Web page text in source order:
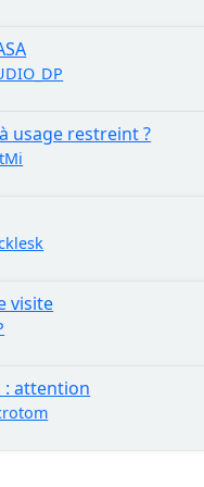
usage restreint ?
visite
: attention